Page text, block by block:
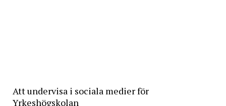
Att undervisa i sociala medier för
Yrkeshögskolan